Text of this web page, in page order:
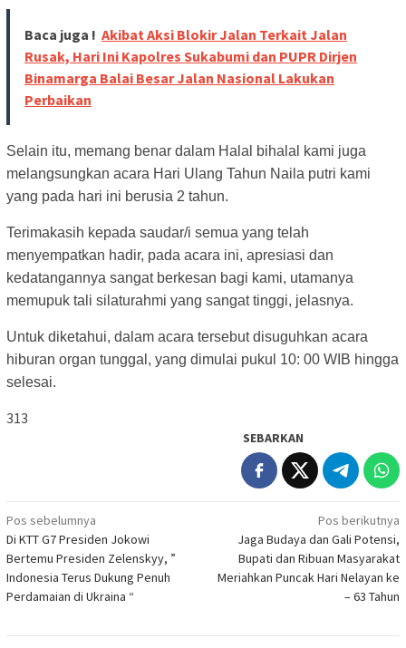
Baca juga ! Akibat Aksi Blokir Jalan Terkait Jalan
Rusak, Hari Ini Kapolres Sukabumi dan PUPR Dirjen
Binamarga Balai Besar Jalan Nasional Lakukan
Perbaikan
Selain itu, memang benar dalam Halal bihalal kami juga
melangsungkan acara Hari Ulang Tahun Naila putri kami
yang pada hari ini berusia 2 tahun.
Terimakasih kepada saudar/i semua yang telah
menyempatkan hadir, pada acara ini, apresiasi dan
kedatangannya sangat berkesan bagi kami, utamanya
memupuk tali silaturahmi yang sangat tinggi, jelasnya.
Untuk diketahui, dalam acara tersebut disuguhkan acara
hiburan organ tunggal, yang dimulai pukul 10: 00 WIB hingga
selesai.
313
SEBARKAN
Navigasi
pos
Pos sebelumnya
Di KTT G7 Presiden Jokowi
Bertemu Presiden Zelenskyy, ”
Indonesia Terus Dukung Penuh
Perdamaian di Ukraina “
Pos berikutnya
Jaga Budaya dan Gali Potensi,
Bupati dan Ribuan Masyarakat
Meriahkan Puncak Hari Nelayan ke
– 63 Tahun